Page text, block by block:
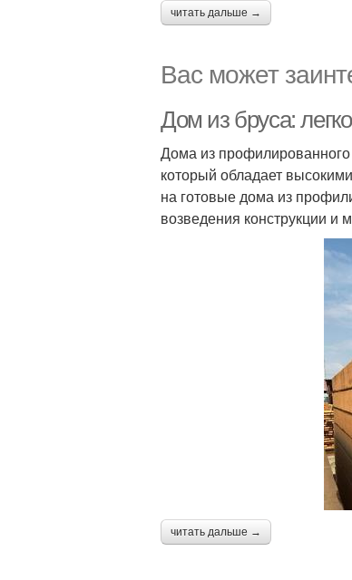
читать дальше →
Вас может
Дом из бруса:
Дома из
который обладает
на готовые дома из
возведения конструкции и
читать дальше →